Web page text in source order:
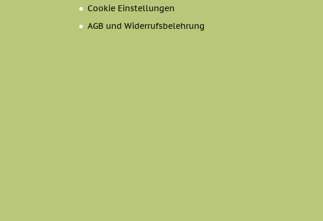
Cookie Einstellungen
AGB und Widerrufsbelehrung